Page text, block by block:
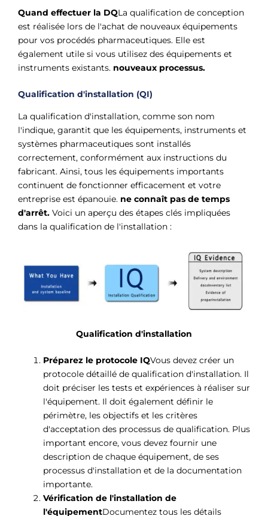
Quand effectuer la DQLa qualification de conception
est réalisée lors de l'achat de nouveaux équipements
pour vos procédés pharmaceutiques. Elle est
également utile si vous utilisez des équipements et
instruments existants. nouveaux processus.
Qualification d'installation (QI)
La qualification d'installation, comme son nom
l'indique, garantit que les équipements, instruments et
systèmes pharmaceutiques sont installés
correctement, conformément aux instructions du
fabricant. Ainsi, tous les équipements importants
continuent de fonctionner efficacement et votre
entreprise est épanouie. ne connaît pas de temps
d'arrêt. Voici un aperçu des étapes clés impliquées
dans la qualification de l'installation :
Qualification d'installation
Préparez le protocole IQVous devez créer un
protocole détaillé de qualification d'installation. Il
doit préciser les tests et expériences à réaliser sur
l'équipement. Il doit également définir le
périmètre, les objectifs et les critères
d'acceptation des processus de qualification. Plus
important encore, vous devez fournir une
description de chaque équipement, de ses
processus d'installation et de la documentation
importante.
Vérification de l'installation de
l'équipementDocumentez tous les détails